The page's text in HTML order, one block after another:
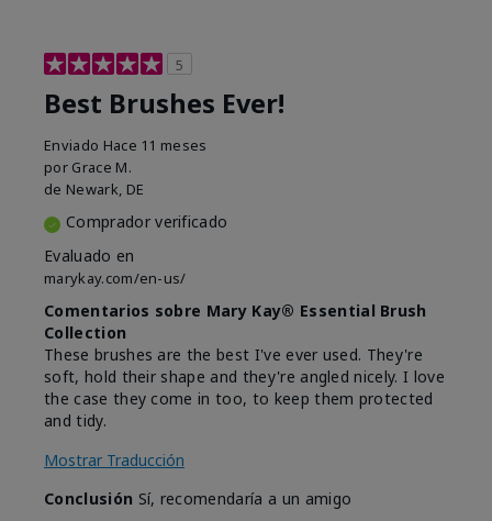
5
Best Brushes Ever!
Enviado Hace 11 meses
por Grace M.
de Newark, DE
Comprador verificado
Evaluado en
marykay.com/en-us/
Comentarios sobre Mary Kay® Essential Brush
Collection
These brushes are the best I've ever used. They're
soft, hold their shape and they're angled nicely. I love
the case they come in too, to keep them protected
and tidy.
Mostrar Traducción
Conclusión Sí, recomendaría a un amigo